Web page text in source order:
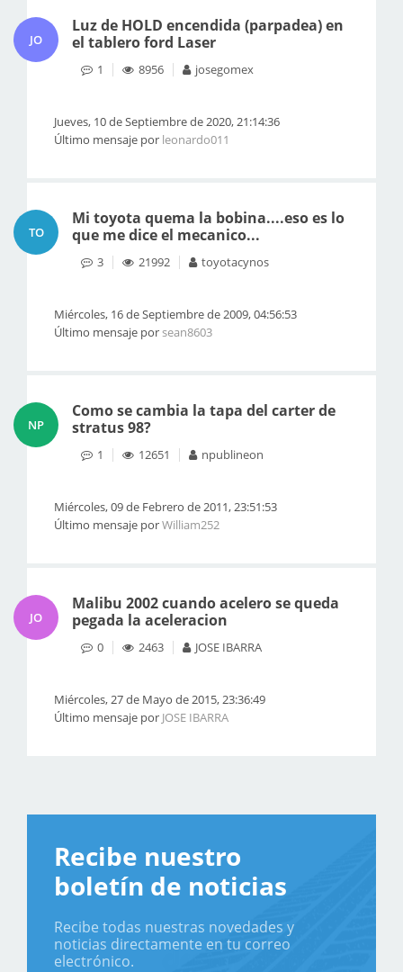
JO
Luz de HOLD encendida (parpadea) en
el tablero ford Laser
1 8956 josegomex
Jueves, 10 de Septiembre de 2020, 21:14:36
Último mensaje por leonardo011
TO
Mi toyota quema la bobina....eso es lo
que me dice el mecanico...
3 21992 toyotacynos
Miércoles, 16 de Septiembre de 2009, 04:56:53
Último mensaje porsean8603
NP
Como se cambia la tapa del carter de
stratus 98?
1 12651 npublineon
Miércoles, 09 de Febrero de 2011, 23:51:53
Último mensaje porWilliam252
JO
Malibu 2002 cuando acelero se queda
pegada la aceleracion
0 2463 JOSE IBARRA
Miércoles, 27 de Mayo de 2015, 23:36:49
Último mensaje por JOSE IBARRA
Recibe nuestro
boletín de noticias
Recibe todas nuestras novedades y
noticias directamente en tu correo
electrónico.